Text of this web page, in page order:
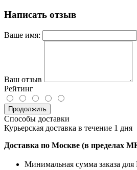
Написать отзыв
Ваше имя:
Ваш отзыв
Рейтинг
Продолжить
Способы доставки
Курьерская доставка в течение 1 дня
Доставка по Москве (в пределах
Минимальная сумма заказа